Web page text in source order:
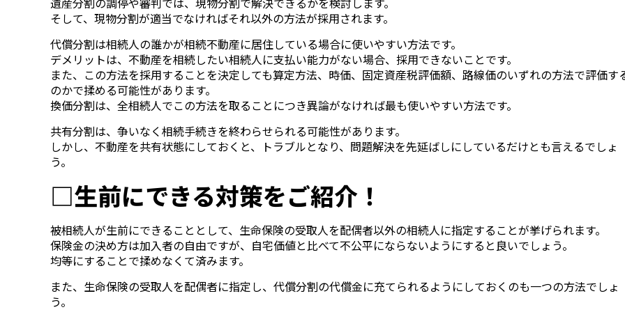
そして、現物分割が適当でなければそれ以外の方法が採用されます。
代償分割は相続人の誰かが相続不動産に居住している場合に使いやすい方法です。
デメリットは、不動産を相続したい相続人に支払い能力がない場合、採用できないことです。
また、この方法を採用することを決定しても算定方法、時価、固定資産税評価額、路線価のいずれの方法で評価す
のかで揉める可能性があります。
換価分割は、全相続人でこの方法を取ることにつき異論がなければ最も使いやすい方法です。
共有分割は、争いなく相続手続きを終わらせられる可能性があります。
しかし、不動産を共有状態にしておくと、トラブルとなり、問題解決を先延ばしにしているだけとも言えるでしょ
う。
□生前にできる対策をご紹介！
被相続人が生前にできることとして、生命保険の受取人を配偶者以外の相続人に指定することが挙げられます。
保険金の決め方は加入者の自由ですが、自宅価値と比べて不公平にならないようにすると良いでしょう。
均等にすることで揉めなくて済みます。
また、生命保険の受取人を配偶者に指定し、代償分割の代償金に充てられるようにしておくのも一つの方法でしょ
う。